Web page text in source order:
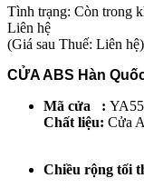
Tình trạng: Còn trong
Liên hệ
(Giá sau Thuế: Liên hệ)
CỬA ABS Hàn
Mã cửa :
Chất liệu: Cửa
Chiều rộng tối